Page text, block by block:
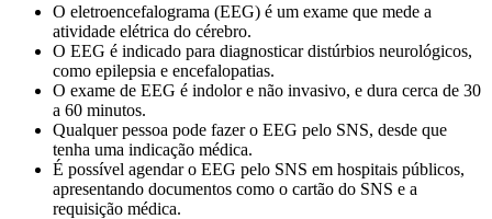
O eletroencefalograma (EEG) é um exame que mede a
atividade elétrica do cérebro.
O EEG é indicado para diagnosticar distúrbios neurológicos,
como epilepsia e encefalopatias.
O exame de EEG é indolor e não invasivo, e dura cerca de 30
a 60 minutos.
Qualquer pessoa pode fazer o EEG pelo SNS, desde que
tenha uma indicação médica.
É possível agendar o EEG pelo SNS em hospitais públicos,
apresentando documentos como o cartão do SNS e a
requisição médica.